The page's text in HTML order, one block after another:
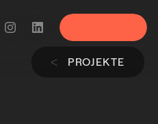
ᐸ PROJEKTE